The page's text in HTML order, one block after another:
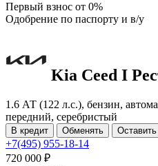
Первый взнос от 0%
Одобрение по паспорту и в/у
Kia Ceed I
1.6 АТ (122 л.с.), бензин,
передний, серебристый
В кредит Обменять Оставить
+7(495) 955-18-14
720 000 ₽